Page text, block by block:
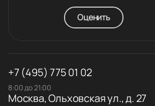
Оценить
+7 (495) 775 01 02
8:00 до 21:00
Москва, Ольховская ул., д. 27